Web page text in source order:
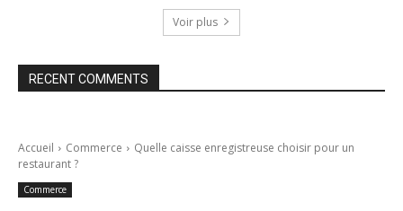
Voir plus
RECENT COMMENTS